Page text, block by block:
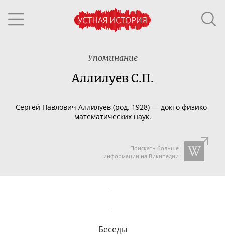
Упоминание
Аллилуев С.П.
Сергей Павлович Аллилуев (род. 1928) — докто физико-
математическихнаук.
Поискать больше
информации на Википедии
Беседы